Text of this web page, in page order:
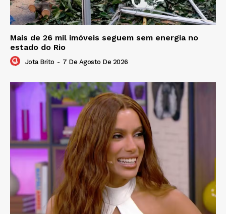
Mais de 26 mil imóveis seguem sem energia no
estado do Rio
Jota Brito - 7 De Agosto De 2026